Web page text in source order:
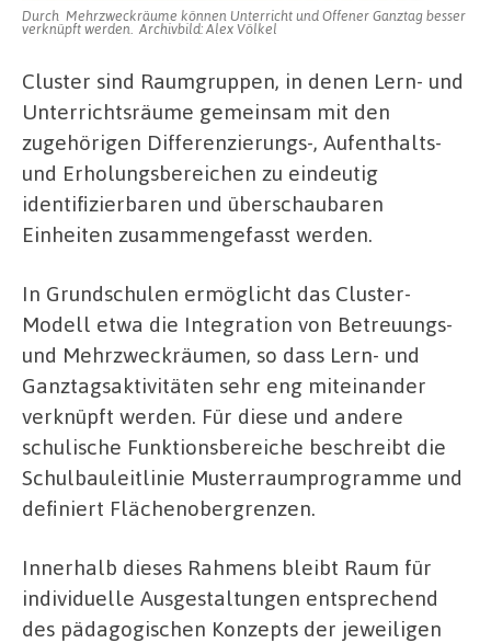
Durch Mehrzweckräume können Unterricht und Offener Ganztag besser
verknüpft werden. Archivbild: Alex Völkel
Cluster sind Raumgruppen, in denen Lern- und
Unterrichtsräume gemeinsam mit den
zugehörigen Differenzierungs-, Aufenthalts-
und Erholungsbereichen zu eindeutig
identifizierbaren und überschaubaren
Einheiten zusammengefasst werden.
In Grundschulen ermöglicht das Cluster-
Modell etwa die Integration von Betreuungs-
und Mehrzweckräumen, so dass Lern- und
Ganztagsaktivitäten sehr eng miteinander
verknüpft werden. Für diese und andere
schulische Funktionsbereiche beschreibt die
Schulbauleitlinie Musterraumprogramme und
definiert Flächenobergrenzen.
Innerhalb dieses Rahmens bleibt Raum für
individuelle Ausgestaltungen entsprechend
des pädagogischen Konzepts der jeweiligen